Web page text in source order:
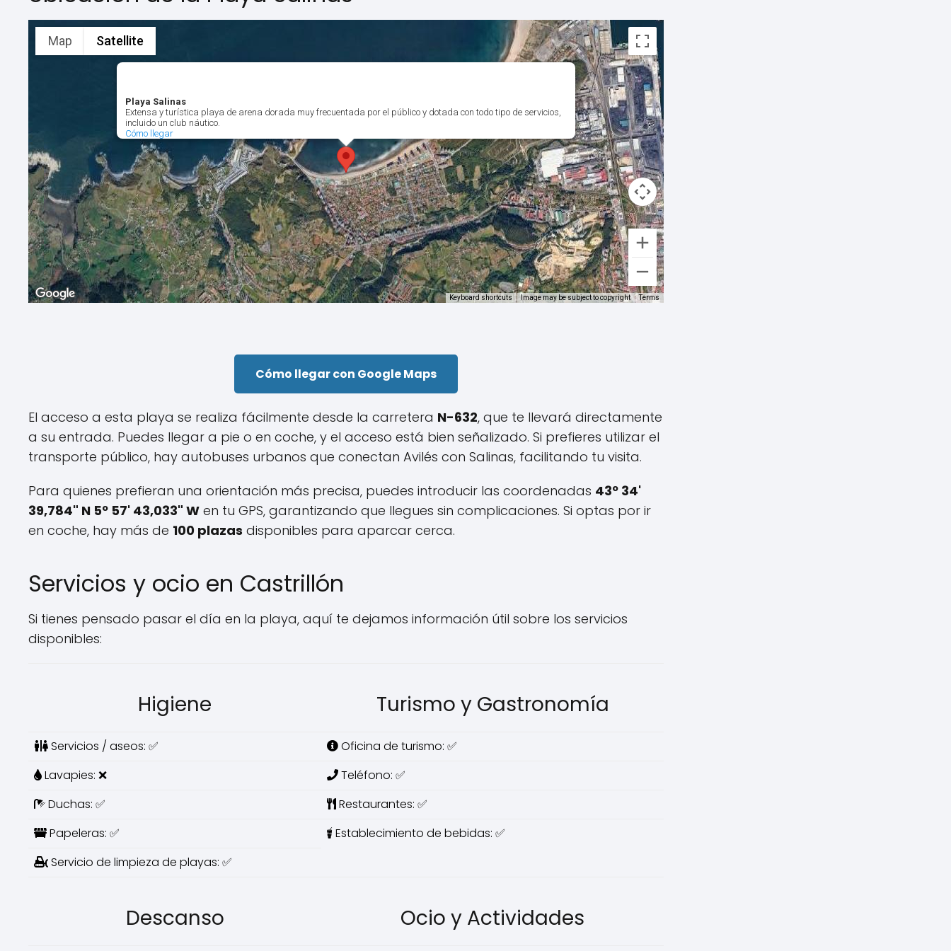
Playa Salinas
Extensa y turística playa de arena dorada muy frecuentada por el público y dotada con todo tipo de servicios,
incluido un club náutico.
Cómo llegar
Map Satellite
Keyboard shortcuts Image may be subject to copyright Terms
Cómo llegar con Google Maps
El acceso a esta playa se realiza fácilmente desde la carretera N-632, que te llevará directamente
a su entrada. Puedes llegar a pie o en coche, y el acceso está bien señalizado. Si prefieres utilizar el
transporte público, hay autobuses urbanos que conectan Avilés con Salinas, facilitando tu visita.
Para quienes prefieran una orientación más precisa, puedes introducir las coordenadas 43º 34'
39,784" N 5º 57' 43,033" W en tu GPS, garantizando que llegues sin complicaciones. Si optas por ir
en coche, hay más de 100 plazas disponibles para aparcar cerca.
Servicios y ocio en Castrillón
Si tienes pensado pasar el día en la playa, aquí te dejamos información útil sobre los servicios
disponibles:
Higiene Turismo y Gastronomía
Servicios / aseos: ✅
Oficina de turismo: ✅
Lavapies: ❌
Teléfono: ✅
Duchas: ✅
Restaurantes: ✅
Papeleras: ✅
Establecimiento de bebidas: ✅
Servicio de limpieza de playas: ✅
Descanso Ocio y Actividades